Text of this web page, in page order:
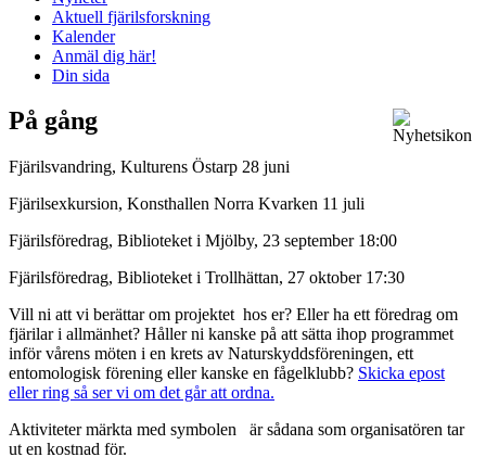
Aktuell fjärilsforskning
Kalender
Anmäl dig här!
Din sida
På gång
Fjärilsvandring, Kulturens Östarp 28 juni
Fjärilsexkursion, Konsthallen Norra Kvarken 11 juli
Fjärilsföredrag, Biblioteket i Mjölby, 23 september 18:00
Fjärilsföredrag, Biblioteket i Trollhättan, 27 oktober 17:30
Vill ni att vi berättar om projektet hos er? Eller ha ett föredrag om
fjärilar i allmänhet? Håller ni kanske på att sätta ihop programmet
inför vårens möten i en krets av Naturskyddsföreningen, ett
entomologisk förening eller kanske en fågelklubb? Skicka epost
eller ring så ser vi om det går att ordna.
Aktiviteter märkta med symbolen
är sådana som organisatören tar
ut en kostnad för.